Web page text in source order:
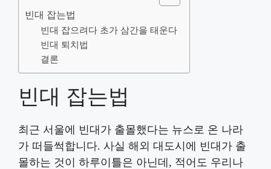
빈대 잡는법
빈대 잡으려다 초가 삼간을 태운다
빈대 퇴치법
결론
빈대 잡는법
최근 서울에 빈대가 출몰했다는 뉴스로 온 나라
가 떠들썩합니다. 사실 해외 대도시에 빈대가 출
몰하는 것이 하루이틀은 아닌데, 적어도 우리나